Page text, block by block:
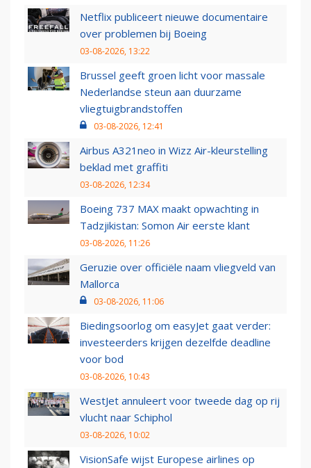
Netflix publiceert nieuwe documentaire
over problemen bij Boeing
03-08-2026, 13:22
Brussel geeft groen licht voor massale
Nederlandse steun aan duurzame
vliegtuigbrandstoffen
03-08-2026, 12:41
Airbus A321neo in Wizz Air-kleurstelling
beklad met graffiti
03-08-2026, 12:34
Boeing 737 MAX maakt opwachting in
Tadzjikistan: Somon Air eerste klant
03-08-2026, 11:26
Geruzie over officiële naam vliegveld van
Mallorca
03-08-2026, 11:06
Biedingsoorlog om easyJet gaat verder:
investeerders krijgen dezelfde deadline
voor bod
03-08-2026, 10:43
WestJet annuleert voor tweede dag op rij
vlucht naar Schiphol
03-08-2026, 10:02
VisionSafe wijst Europese airlines op